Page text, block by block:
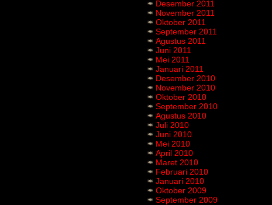
Desember 2011
November 2011
Oktober 2011
September 2011
Agustus 2011
Juni 2011
Mei 2011
Januari 2011
Desember 2010
November 2010
Oktober 2010
September 2010
Agustus 2010
Juli 2010
Juni 2010
Mei 2010
April 2010
Maret 2010
Februari 2010
Januari 2010
Oktober 2009
September 2009